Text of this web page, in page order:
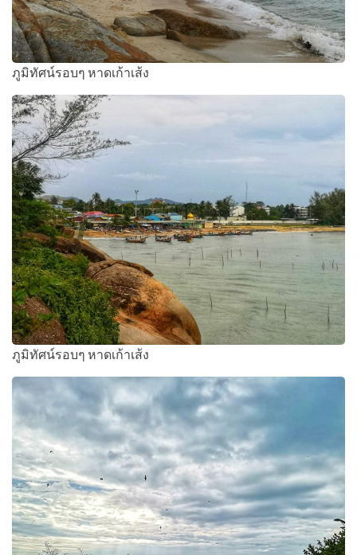
ภูมิทัศน์รอบๆ หาดเก้าเส้ง
ภูมิทัศน์รอบๆ หาดเก้าเส้ง